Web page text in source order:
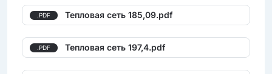
.PDF Тепловая сеть 185,09.pdf
.PDF Тепловая сеть 197,4.pdf